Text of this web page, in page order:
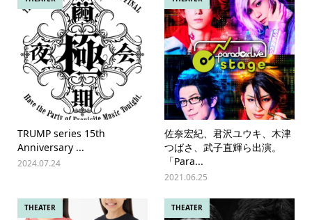
TRUMP series 15th
Anniversary ...
2024.07.24
佐奈宏紀、君沢ユウキ、木津
つばさ、武子直輝ら出演。
「Para...
2021.06.25
THEATER THEATER